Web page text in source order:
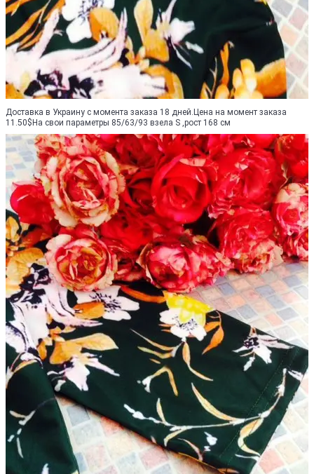
Доставка в Украину с момента заказа 18 дней.Цена на момент заказа
11.50$На свои параметры 85/63/93 взела S ,рост 168 см